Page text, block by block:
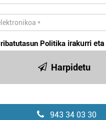
Politika irakurri
Harpidetu
943 34 03 30